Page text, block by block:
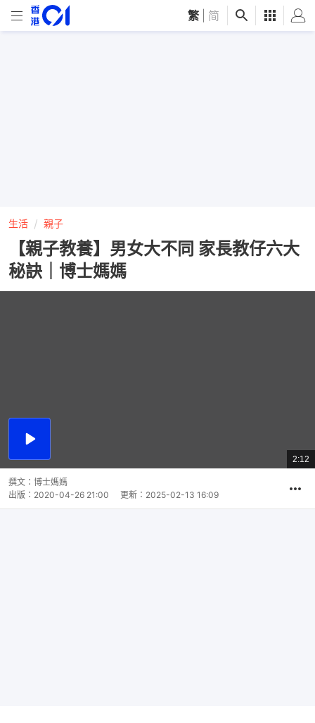
繁 简
生活 親子
【親子教養】男女大不同 家長教仔六大
秘訣｜博士媽媽
播
總
共
2:12
撰文： 博士媽媽
出版： 2020-04-26 21:00 更新： 2025-02-13 16:09